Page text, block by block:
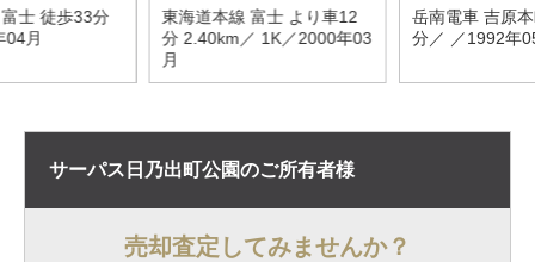
士 徒歩33分
04月
東海道本線 富士 より車12
分 2.40km／ 1K／2000年03
月
岳南電車 吉原
分／ ／1992年
サーパス日乃出町公園のご所有者様
売却査定してみませんか？